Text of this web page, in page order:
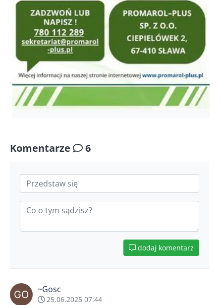
Komentarze 6
dodaj komentarz
~Gosc
25.06.2025 07:44